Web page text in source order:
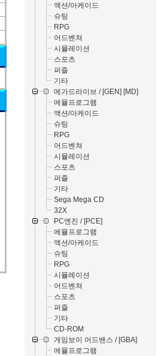
액션/아케이드
슈팅
RPG
어드벤쳐
시뮬레이션
스포츠
퍼즐
기타
메가드라이브 / [GEN] [MD]
에뮬프로그램
액션/아케이드
슈팅
RPG
어드벤쳐
시뮬레이션
스포츠
퍼즐
기타
Sega Mega CD
32X
PC엔진 / [PCE]
에뮬프로그램
액션/아케이드
슈팅
RPG
시뮬레이션
어드벤쳐
스포츠
퍼즐
기타
CD-ROM
게임보이 어드밴스 / [GBA]
에뮬프로그램